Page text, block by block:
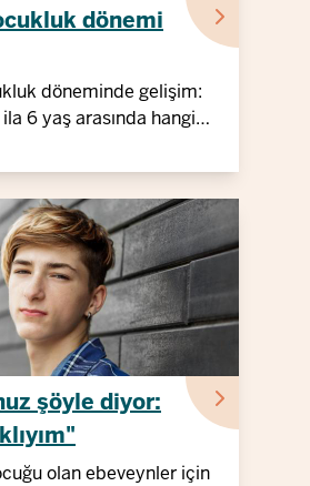
dönemi
döneminde gelişim:
6 yaş arasında hangi
şöyle diyor:
olan ebeveynler için